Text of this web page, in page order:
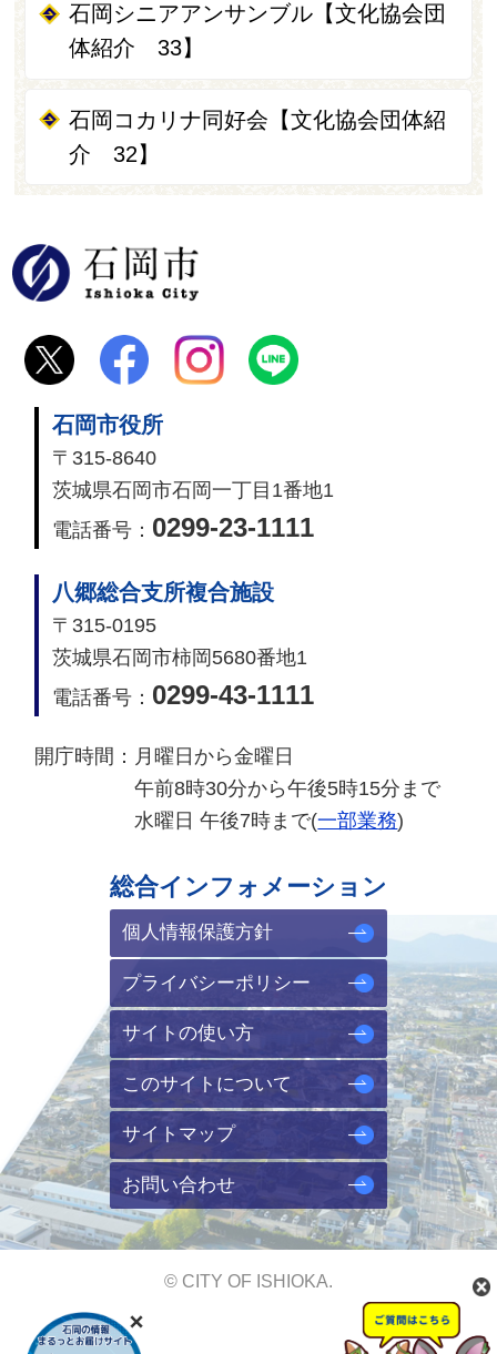
石岡シニアアンサンブル【文化協会団
体紹介 33】
石岡コカリナ同好会【文化協会団体紹
介 32】
石岡市役所
〒315-8640
茨城県石岡市石岡一丁目1番地1
電話番号： 0299-23-1111
八郷総合支所複合施設
〒315-0195
茨城県石岡市柿岡5680番地1
電話番号： 0299-43-1111
開庁時間： 月曜日から金曜日
午前8時30分から午後5時15分まで
水曜日 午後7時まで(一部業務)
総合インフォメーション
個人情報保護方針
プライバシーポリシー
サイトの使い方
このサイトについて
サイトマップ
お問い合わせ
© CITY OF ISHIOKA.